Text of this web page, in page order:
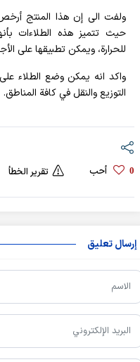
حيث تتميز هذه الطلاءات
للحرارة، ويمكن تطبيقها على
واكد انه يمكن وضع الطلاء
التوزيع والنقل في كافة المناطق.
0 أحب تقرير الخطأ
إرسال تعليق